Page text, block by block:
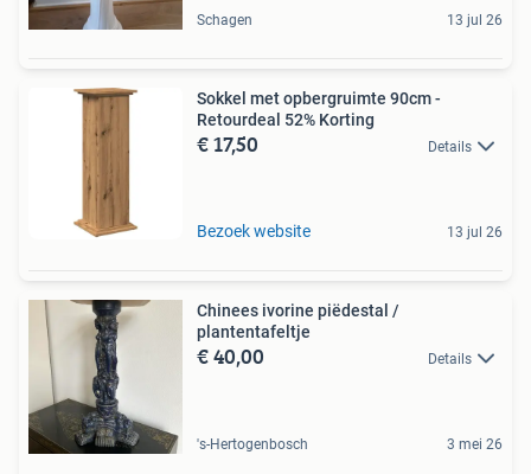
Schagen 13 jul 26
Sokkel met opbergruimte 90cm -
Retourdeal 52% Korting
€ 17,50 Details
Bezoek website 13 jul 26
Chinees ivorine piëdestal /
plantentafeltje
€ 40,00 Details
's-Hertogenbosch 3 mei 26